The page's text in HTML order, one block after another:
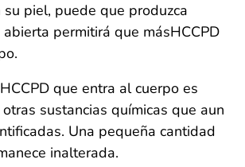
su piel, puede que produzca
permitirá que másHCCPD
que entra al cuerpo es
sustancias químicas que aun
Una pequeña cantidad
inalterada.